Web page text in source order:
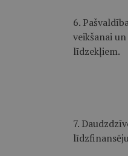
6.
veikšanai
līdzekļiem.
7.